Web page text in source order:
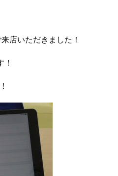
店いただきました！